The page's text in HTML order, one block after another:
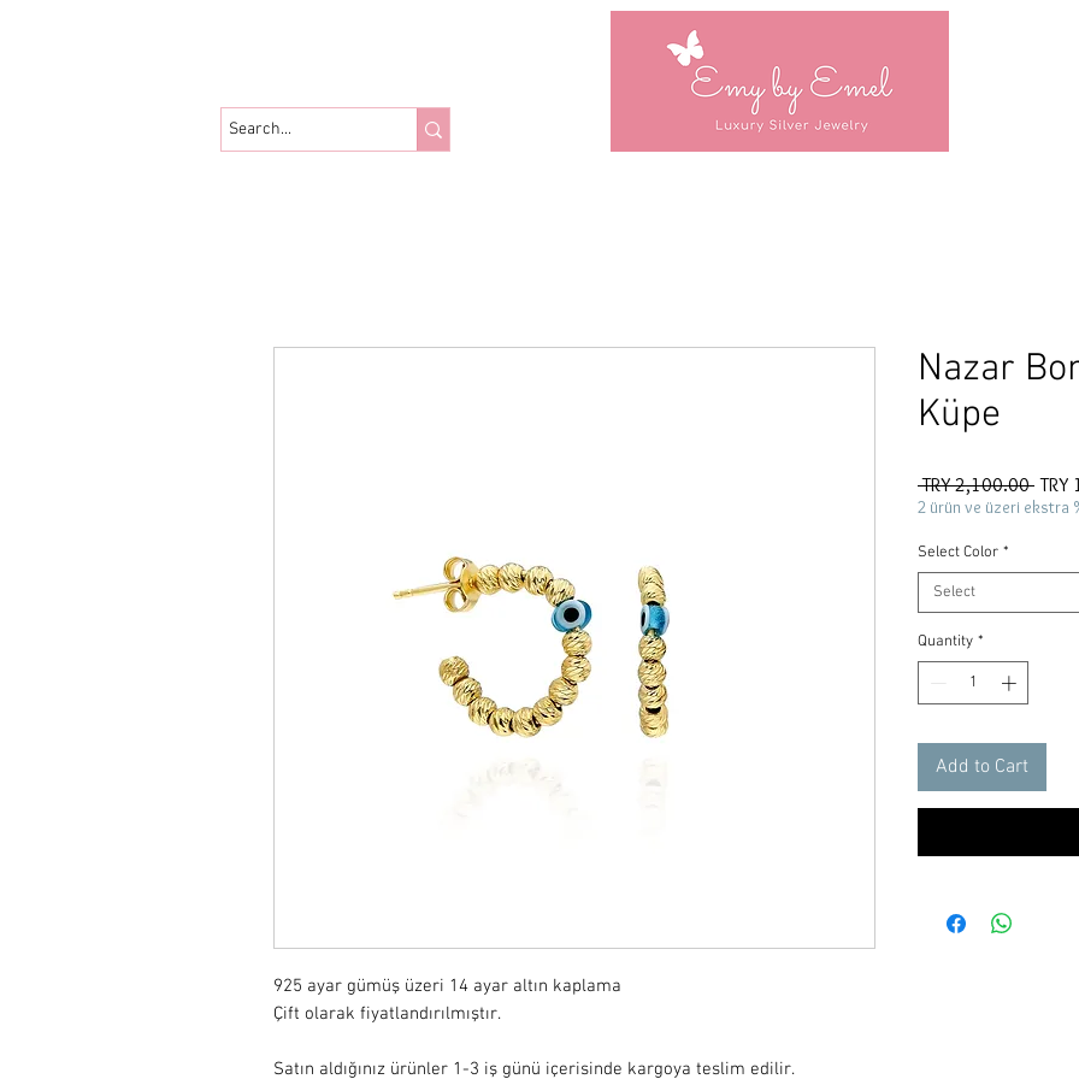
925 ayar gümüş üzeri 14 ayar altın kaplama
Çift olarak fiyatlandırılmıştır.
Satın aldığınız ürünler 1-3 iş günü içerisinde kargoya teslim edilir.
Nazar
Küpe
TRY 2,100.00
Price
2 ürün ve üzeri ekstra
Select Color *
Select
Quantity *
Add to Cart